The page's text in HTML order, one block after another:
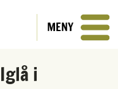
MENY
i